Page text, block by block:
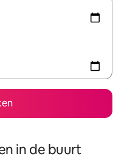
in de buurt